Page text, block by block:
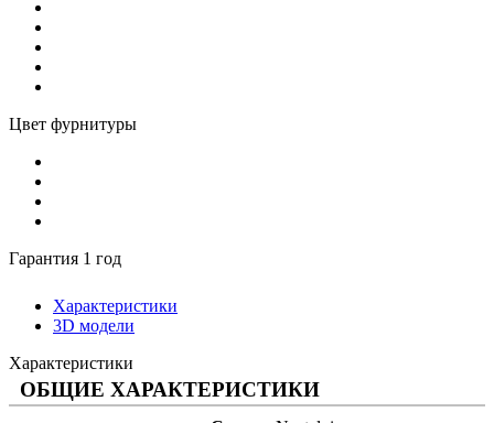
Цвет фурнитуры
Гарантия 1 год
Характеристики
3D модели
Характеристики
ОБЩИЕ ХАРАКТЕРИСТИКИ